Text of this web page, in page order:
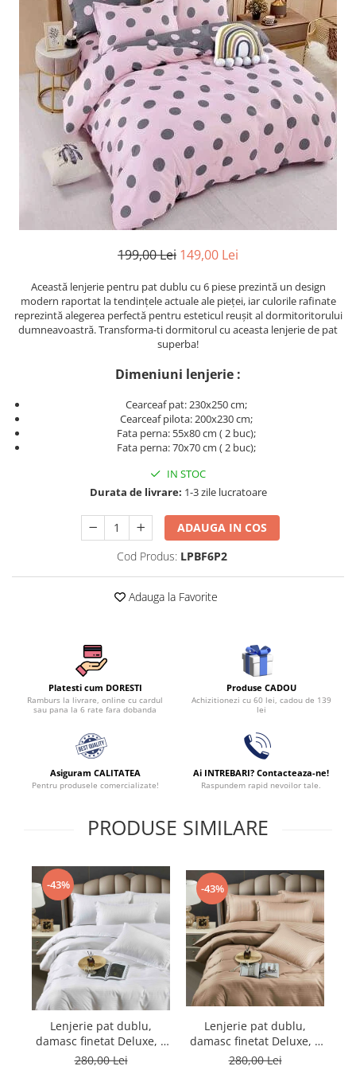
Cearceaf cu elastic
Cearceaf normal
Lenjerii De Pat Creponate
Lenjerii De Pat Bumbac Poplin 2
Persoane
Lenjerii De Pat Bumbac Poplin,
Matlasate, 2 Persoane
Lenjerii De Pat Bumbac Satinat 2
Persoane
Lenjerii De Pat Volanase
Lenjerii De Pat, Finet Premium 3D,
Lenjerii De Pat Jacquard
Lenjerii De Pat Catifea
Lenjerii De Pat Cocolino
Set Lenjerie De Pat Blana
Artificiala De Iepure, 6 Piese, 2
Set Lenjerie Pat Blanita Iepure, 6
Lenjerii De Pat Premium Collection
Set Lenjerie De Pat, 7 Piese, Cu
Pilota / Cuvertura Inclusa
Set Lenjerie De Pat Jacquard Regal,
11 Piese, Cuvertura Inclusa
Lenjerii Damasc Egiptean King Size
199,00 Lei 149,00 Lei
Această lenjerie pentru pat dublu cu 6 piese prezintă un design
modern raportat la tendințele actuale ale pieței, iar culorile rafinate
reprezintă alegerea perfectă pentru esteticul reușit al dormitoritorului
dumneavoastră. Transforma-ti dormitorul cu aceasta lenjerie de pat
superba!
Dimeniuni lenjerie :
Cearceaf pat: 230x250 cm;
Cearceaf pilota: 200x230 cm;
Fata perna: 55x80 cm ( 2 buc);
Fata perna: 70x70 cm ( 2 buc);
IN STOC
Durata de livrare: 1-3 zile lucratoare
ADAUGA IN COS
Cod Produs: LPBF6P2
Adauga la Favorite
Platesti cum DORESTI
Ramburs la livrare, online cu cardul
sau pana la 6 rate fara dobanda
Produse CADOU
Achizitionezi cu 60 lei, cadou de 139
lei
Asiguram CALITATEA
Pentru produsele comercializate!
Ai INTREBARI? Contacteaza-ne!
Raspundem rapid nevoilor tale.
PRODUSE SIMILARE
-43%
Lenjerie pat dublu,
damasc finetat Deluxe, 6
piese, cearceaf pat cu
280,00 Lei
-43%
Lenjerie pat dublu,
damasc finetat Deluxe, 6
piese, cearceaf pat cu
280,00 Lei